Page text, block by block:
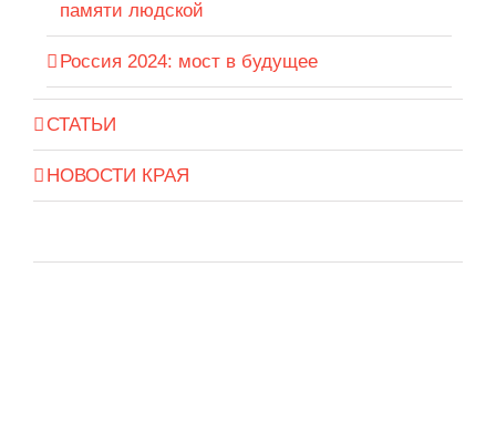
памяти людской
Россия 2024: мост в будущее
СТАТЬИ
НОВОСТИ КРАЯ